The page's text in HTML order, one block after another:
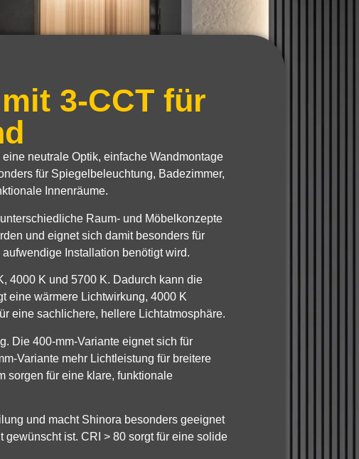
3-CCT für
neutrale Optik, einfache Wandmontage
für Spiegelbeleuchtung, Badezimmer,
Innenräume.
Raum- und Möbelkonzepte
und eignet sich damit besonders für
Installation benötigt wird.
4000 K und 5700 K. Dadurch kann die
eine wärmere Lichtwirkung, 4000 K
eine sachlichere, hellere Lichtatmosphäre.
Die 400-mm-Variante eignet sich für
Variante mehr Lichtleistung für breitere
sorgen für eine klare, funktionale
und macht Shinora besonders geeignet
ist. CRI > 80 sorgt für eine solide